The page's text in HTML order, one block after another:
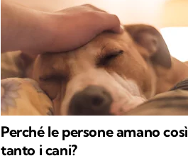
Perché le persone amano così
tanto i cani?